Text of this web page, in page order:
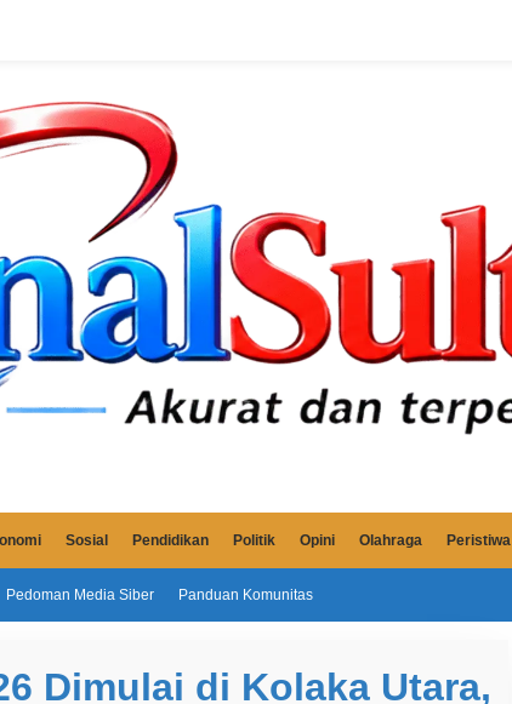
Sosial Pendidikan Politik Opini Olahraga Peristiwa
Pedoman Media Siber Panduan Komunitas
Dimulai di Kolaka Utara,